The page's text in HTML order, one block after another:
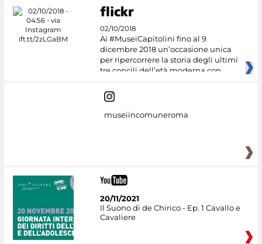
02/10/2018
Ai #MuseiCapitolini fino al 9
dicembre 2018 un’occasione unica
per ripercorrere la storia degli ultimi
tre concili dell’età moderna con
museiincomuneroma
20/11/2021
Il Suono di de Chirico - Ep. 1 Cavallo e
Cavaliere